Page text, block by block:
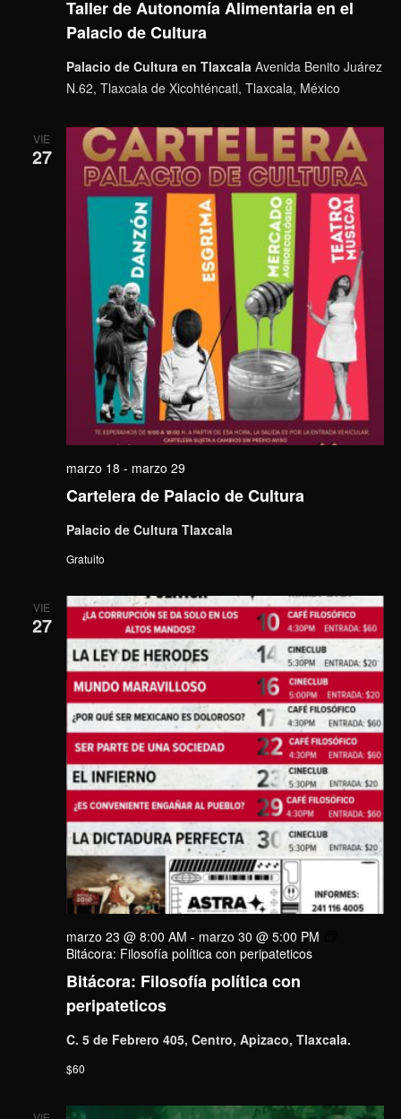
Taller de Autonomía Alimentaria en el
Palacio de Cultura
Palacio de Cultura en Tlaxcala Avenida Benito Juárez
N.62, Tlaxcala de Xicohténcatl, Tlaxcala, México
VIE
27
Cartelera de Palacio de Cultura
marzo 18 - marzo 29
Palacio de Cultura Tlaxcala
Gratuito
VIE
27
Bitácora: Filosofía política con
peripateticos
marzo 23 @ 8:00 AM - marzo 30 @ 5:00 PM
Bitácora: Filosofía política con peripateticos
C. 5 de Febrero 405, Centro, Apizaco, Tlaxcala.
$60